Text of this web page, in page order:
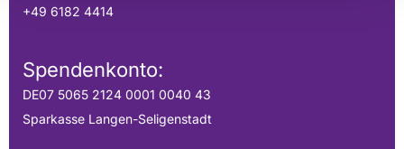
+49 6182 4414
Spendenkonto:
DE07 5065 2124 0001 0040 43
Sparkasse Langen-Seligenstadt